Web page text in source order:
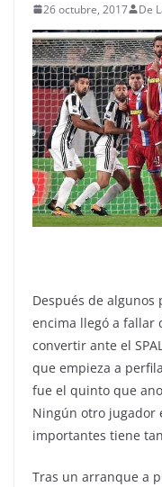
26 octubre, 2017 De
Después de
encima llegó a fallar
convertir ante el
que empieza a
fue el quinto que
Ningún otro jugador
importantes tiene
Tras un arranque a